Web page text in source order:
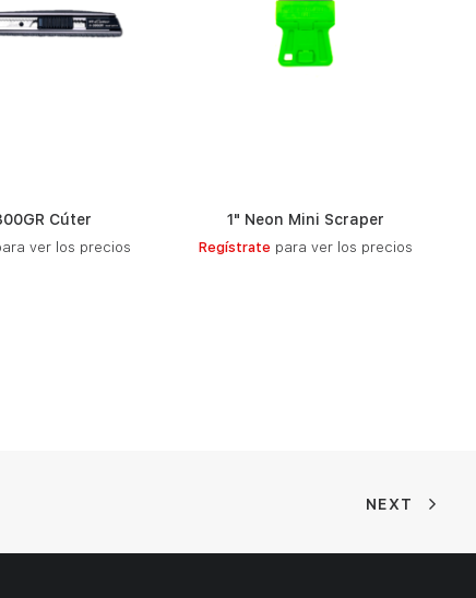
Cúter
ver los precios
1" Neon Mini Scraper
Regístrate para ver los precios
NEXT